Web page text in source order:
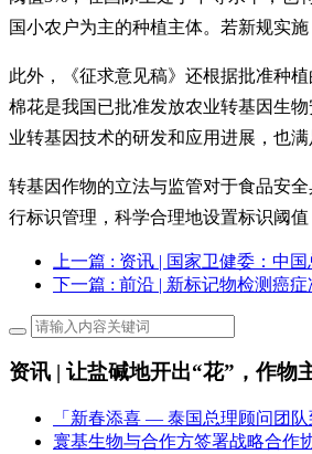
国小农户为主的种植主体。若新规实
此外，《征求意见稿》还根据批准种
棉花是我国已批准发放农业转基因生
业转基因技术的研发和应用进展，也满
转基因作物的立法与监管对于食品安
行标识管理，科学合理地设置标识阈
上一篇 : 资讯 | 国家卫健委：中
下一篇 : 前沿 | 新标记物检测癌
资讯 | 让盐碱地开出“花”，作物
「新春添喜 — 泰国总理顾问团队
寰基生物与合作方签署战略合作